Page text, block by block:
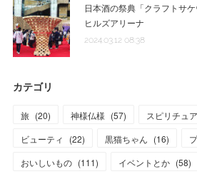
日本酒の祭典「クラフトサ
ヒルズアリーナ
2024.03.12 08:38
カテゴリ
旅 (20) 神様仏様 (57) スピリチュ
ビューティ
(22) 黒猫ちゃん (16)
おいしいもの (111) イベントとか (58)